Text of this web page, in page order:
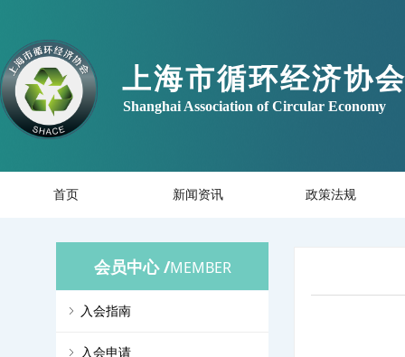
上海市循环经济协
Shanghai Association of Circular Economy
首页 新闻资讯 政策法规
会员中心 /MEMBER
ꁇ 入会指南
ꁇ 入会申请